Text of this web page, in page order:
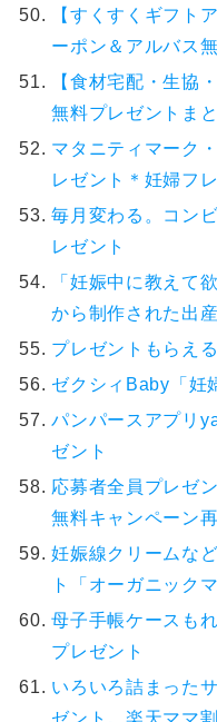
【すくすくギフト
ーポン＆アルバス
【食材宅配・生協
無料プレゼントまと
マタニティマーク
レゼント＊妊婦フ
毎月変わる。コン
レゼント
「妊娠中に教えて
から制作された出
プレゼントもらえ
ゼクシィBaby「妊
パンパースアプリ
ゼント
応募者全員プレゼ
無料キャンペーン
妊娠線クリームな
ト「オーガニック
母子手帳ケースも
プレゼント
いろいろ詰まった
ゼント。楽天ママ